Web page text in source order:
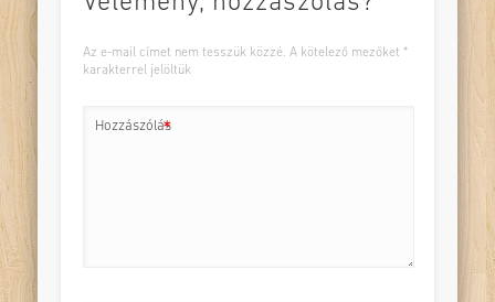
Az e-mail címet nem tesszük közzé. A kötelező mezőket *
karakterrel jelöltük
Hozzászólás
*